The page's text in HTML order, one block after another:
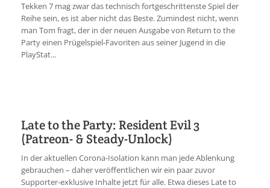
Tekken 7 mag zwar das technisch fortgeschrittenste Spiel der
Reihe sein, es ist aber nicht das Beste. Zumindest nicht, wenn
man Tom fragt, der in der neuen Ausgabe von Return to the
Party einen Prügelspiel-Favoriten aus seiner Jugend in die
PlayStat...
Late to the Party: Resident Evil 3
(Patreon- & Steady-Unlock)
In der aktuellen Corona-Isolation kann man jede Ablenkung
gebrauchen – daher veröffentlichen wir ein paar zuvor
Supporter-exklusive Inhalte jetzt für alle. Etwa dieses Late to